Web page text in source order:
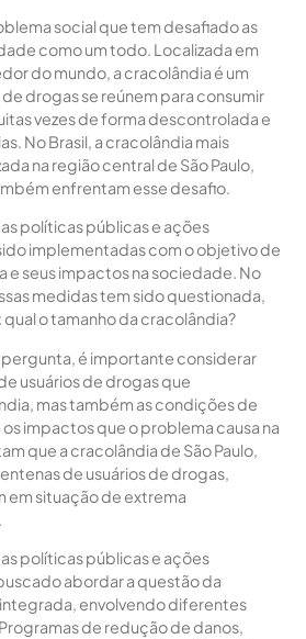
social que tem desafiado as
como um todo. Localizada em
do mundo, a cracolândia é um
drogas se reúnem para consumir
vezes de forma descontrolada e
No Brasil, a cracolândia mais
na região central de São Paulo,
enfrentam esse desafio.
políticas públicas e ações
implementadas com o objetivo de
e seus impactos na sociedade. No
medidas tem sido questionada,
o tamanho da cracolândia?
pergunta, é importante considerar
usuários de drogas que
mas também as condições de
impactos que o problema causa na
que a cracolândia de São Paulo,
de usuários de drogas,
em situação de extrema
políticas públicas e ações
abordar a questão da
envolvendo diferentes
de redução de danos,